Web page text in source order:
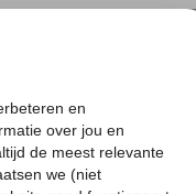
ALL INCLUSIVE